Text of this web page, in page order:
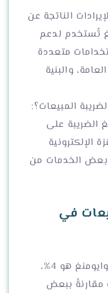
الناتجة عن
تُستخدم لدعم
متعددة
والبنية
المبيعات؟:
الضريبة على
الإلكترونية
بعض الخدمات من
في
معدل ضريبة المبيعات في ولاية وايومنغ هو 4%،
مقارنةً ببعض